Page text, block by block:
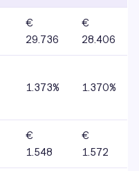
€
29.736
€
28.406
1.373% 1.370%
€
1.548
€
1.572